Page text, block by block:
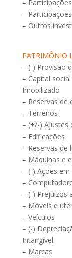
–
–
– Outros
PATRIMÔNIO
– (-) Provisão
– Capital social
Imobilizado
– Reservas de
– Terrenos
– (+/-) Ajustes
– Edificações
– Reservas de
– Máquinas e
– (-) Ações
–
– (-) Prejuizos
– Móveis e
– Veículos
– (-)
Intangível
– Marcas